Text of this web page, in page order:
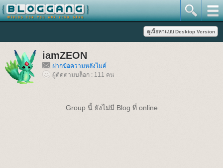
iamZEON
ฝากข้อความหลังไมค์
ผู้ติดตามบล็อก : 111 คน
Group นี้ ยังไม่มี Blog ที่ online